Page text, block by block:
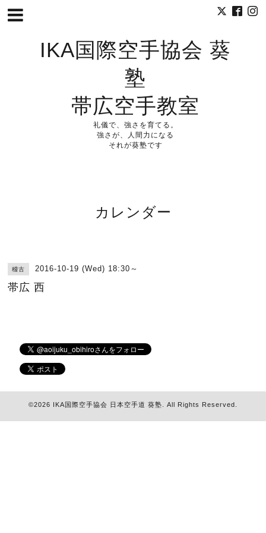
IKA国際空手協会 葵
塾
帯広空手教室
礼儀で、強さを育てる。
強さが、人間力になる
それが葵塾です
カレンダー
稽古 2016-10-19 (Wed) 18:30～
帯広 西
©2026 IKA国際空手協会 日本空手道 葵塾 . All Rights Reserved.